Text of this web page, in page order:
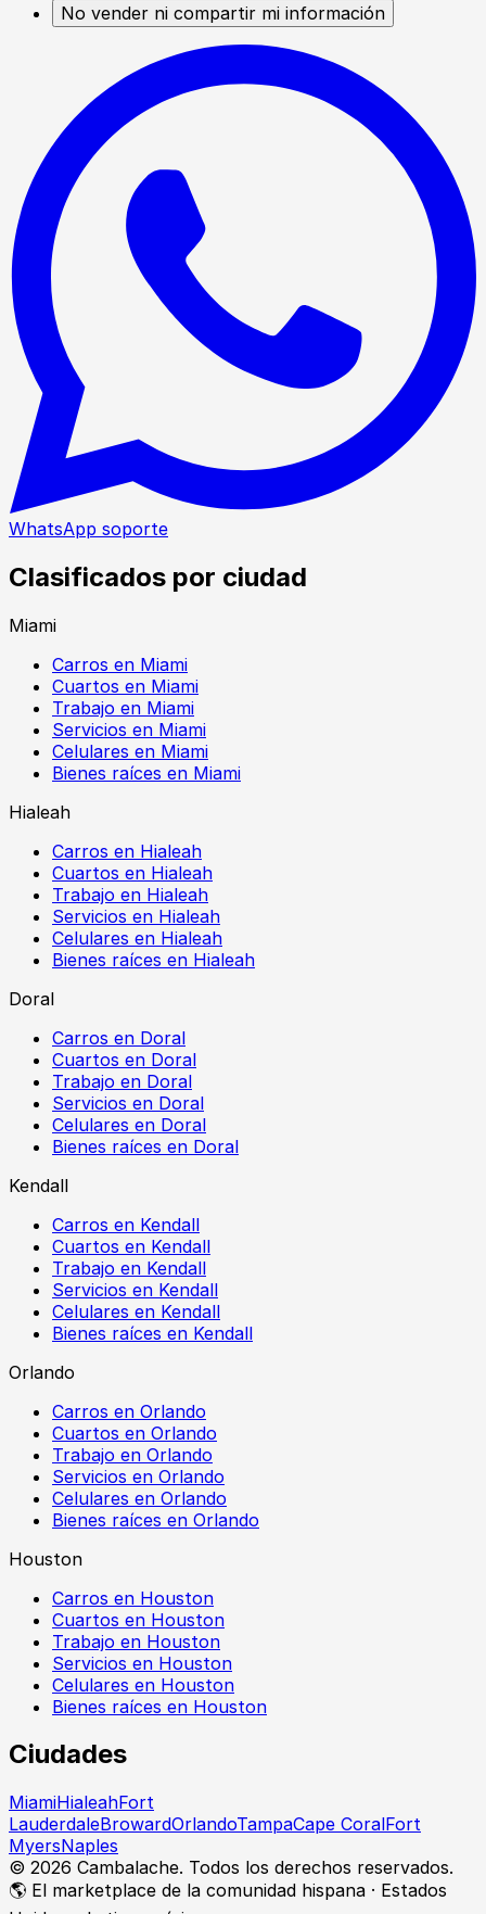
No vender ni compartir mi información
WhatsApp soporte
Clasificados por ciudad
Miami
Carros en Miami
Cuartos en Miami
Trabajo en Miami
Servicios en Miami
Celulares en Miami
Bienes raíces en Miami
Hialeah
Carros en Hialeah
Cuartos en Hialeah
Trabajo en Hialeah
Servicios en Hialeah
Celulares en Hialeah
Bienes raíces en Hialeah
Doral
Carros en Doral
Cuartos en Doral
Trabajo en Doral
Servicios en Doral
Celulares en Doral
Bienes raíces en Doral
Kendall
Carros en Kendall
Cuartos en Kendall
Trabajo en Kendall
Servicios en Kendall
Celulares en Kendall
Bienes raíces en Kendall
Orlando
Carros en Orlando
Cuartos en Orlando
Trabajo en Orlando
Servicios en Orlando
Celulares en Orlando
Bienes raíces en Orlando
Houston
Carros en Houston
Cuartos en Houston
Trabajo en Houston
Servicios en Houston
Celulares en Houston
Bienes raíces en Houston
Ciudades
MiamiHialeahFort
LauderdaleBrowardOrlandoTampaCape CoralFort
MyersNaples
© 2026 Cambalache. Todos los derechos reservados.
🌎 El marketplace de la comunidad hispana · Estados